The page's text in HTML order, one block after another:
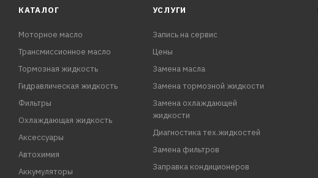
КАТАЛОГ
Моторное масло
Трансмиссионное масло
Тормозная жидкость
Гидравлическая жидкость
Фильтры
Охлаждающая жидкость
Аксессуары
Автохимия
Аккумуляторы
УСЛУГИ
Запись на сервис
Цены
Замена масла
Замена тормозной жидкости
Замена охлаждающей
жидкости
Диагностика тех.жидкостей
Замена фильтров
Заправка кондиционеров